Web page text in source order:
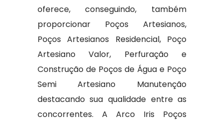
oferece, conseguindo, também
proporcionar Poços Artesianos,
Poços Artesianos Residencial, Poço
Artesiano Valor, Perfuração e
Construção de Poços de Água e Poço
Semi Artesiano Manutenção
destacando sua qualidade entre as
concorrentes. A Arco Iris Poços